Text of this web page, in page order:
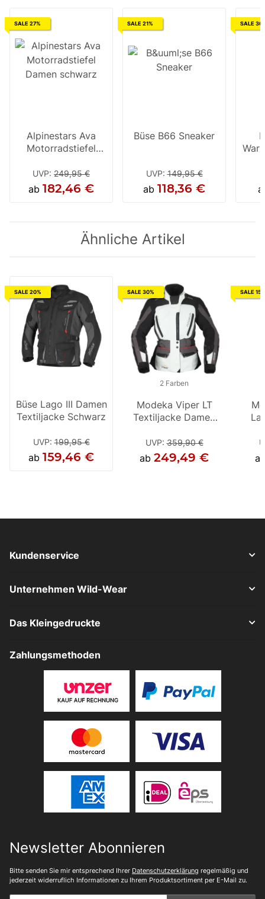
SALE 27%
Alpinestars Ava
Motorradstiefel
UVP: 249,95 €
ab 182,46 €
SALE 21%
Büse B66 Sneaker
UVP:149,95 €
ab 118,36 €
SALE
Ähnliche Artikel
SALE 20%
Büse Lago III Damen
Textiljacke Schwarz
UVP:199,95 €
ab 159,46 €
SALE 30%
2 Farben
Modeka Viper LT
Textiljacke Damen
dunkelgrau /
schwarz
UVP:359,90 €
ab 249,49 €
UVP
ab
SALE
Kundenservice
Unternehmen Wild-Wear
Das Kleingedruckte
Zahlungsmethoden
Newsletter Abonnieren
Bitte senden Sie mir entsprechend Ihrer Datenschutzerklärung regelmäßig und
jederzeit widerruflich Informationen zu Ihrem Produktsortiment per E-Mail zu.